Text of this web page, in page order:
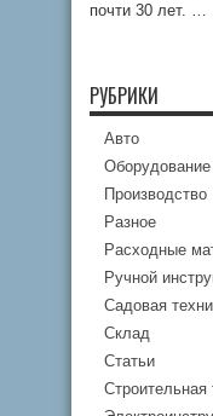
почти 30 лет. …
РУБРИКИ
Авто
Оборудование
Производство
Разное
Расходные
Ручной
Садовая
Склад
Статьи
Строительная